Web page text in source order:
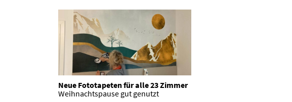
Neue Fototapeten für alle 23 Zimmer
Weihnachtspause gut genutzt